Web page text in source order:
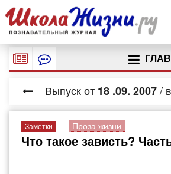
Выпуск от 18 .09. 2007 /
Заметки Проза жизни
Что такое зависть?